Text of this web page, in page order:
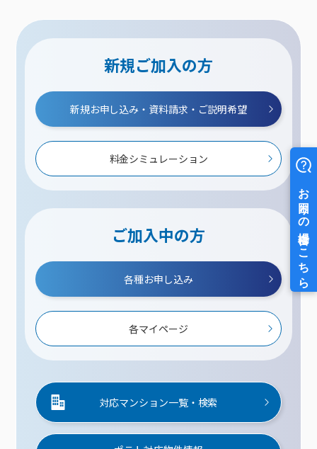
新規ご加入の方
新規お申し込み・資料請求・ご説明希望
料金シミュレーション
ご加入中の方
各種お申し込み
各マイページ
対応マンション一覧・検索